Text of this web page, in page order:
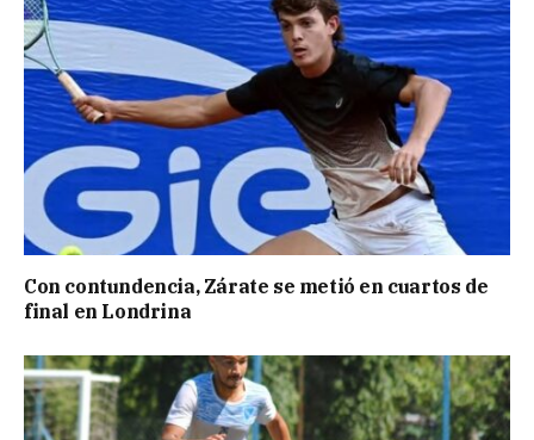
Con contundencia, Zárate se metió en cuartos de
final en Londrina